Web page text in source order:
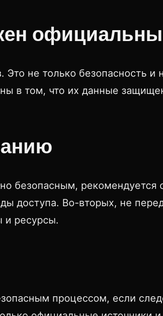
не только безопасность и
в том, что их данные
безопасным, рекомендуется
доступа. Во-вторых, не
и ресурсы.
процессом, если